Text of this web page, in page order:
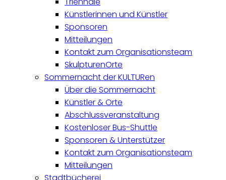
Künstlerinnen und Künstler
Sponsoren
Mitteilungen
Kontakt zum Organisationsteam
SkulpturenOrte
Sommernacht der KULTURen
Über die Sommernacht
Künstler & Orte
Abschlussveranstaltung
Kostenloser Bus-Shuttle
Sponsoren & Unterstützer
Kontakt zum Organisationsteam
Mitteilungen
Stadtbücherei